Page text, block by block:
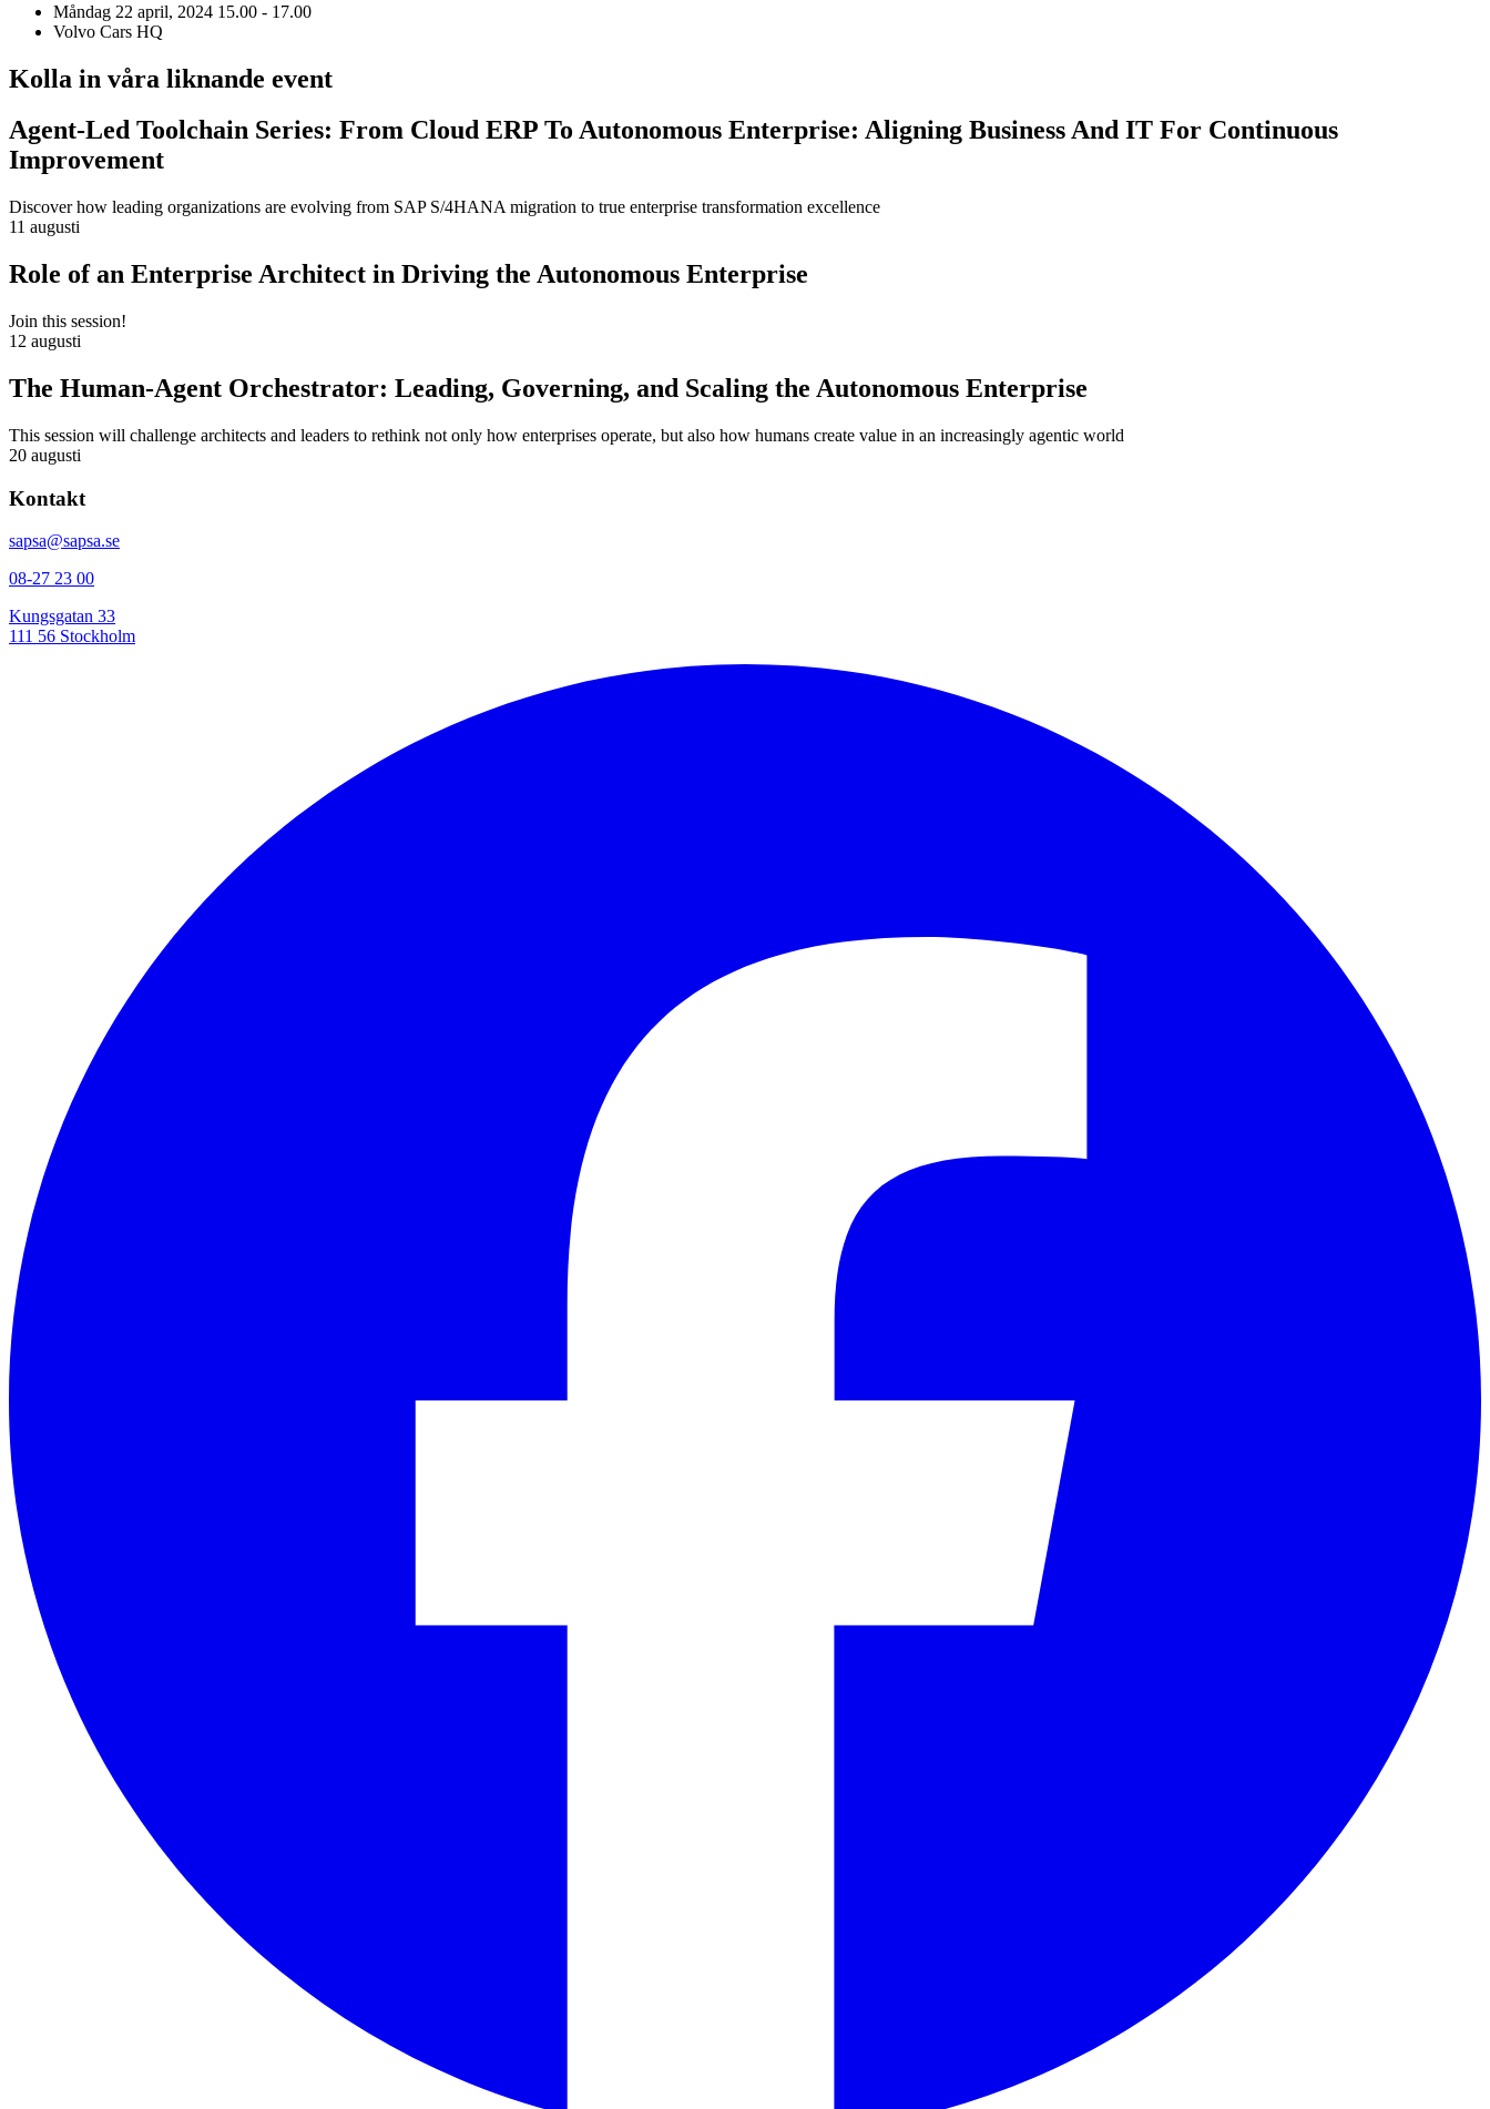
Måndag 22 april, 2024 15.00 - 17.00
Volvo Cars HQ
Kolla in våra liknande event
Agent-Led Toolchain Series: From Cloud ERP To Autonomous Enterprise: Aligning Business And IT For Continuous
Improvement
Discover how leading organizations are evolving from SAP S/4HANA migration to true enterprise transformation excellence
11 augusti
Role of an Enterprise Architect in Driving the Autonomous Enterprise
Join this session!
12 augusti
The Human-Agent Orchestrator: Leading, Governing, and Scaling the Autonomous Enterprise
This session will challenge architects and leaders to rethink not only how enterprises operate, but also how humans create value in an increasingly agentic world
20 augusti
Kontakt
sapsa@sapsa.se
08-27 23 00
Kungsgatan 33
111 56 Stockholm